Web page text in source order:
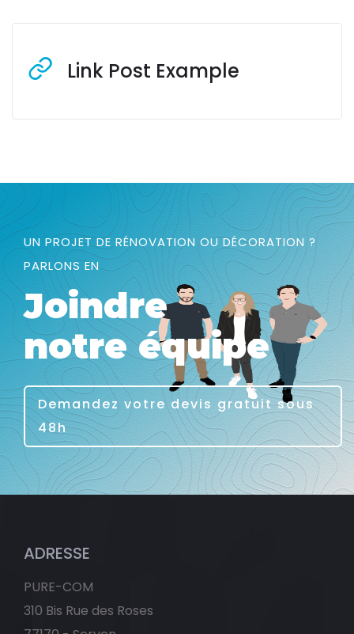
Link Post Example
UN PROJET DE RÉNOVATION OU DÉCORATION ?
PARLONS EN
Joindre
notre équipe
Demandez votre devis gratuit sous
48h
ADRESSE
PURE-COM
310 Bis Rue des Roses